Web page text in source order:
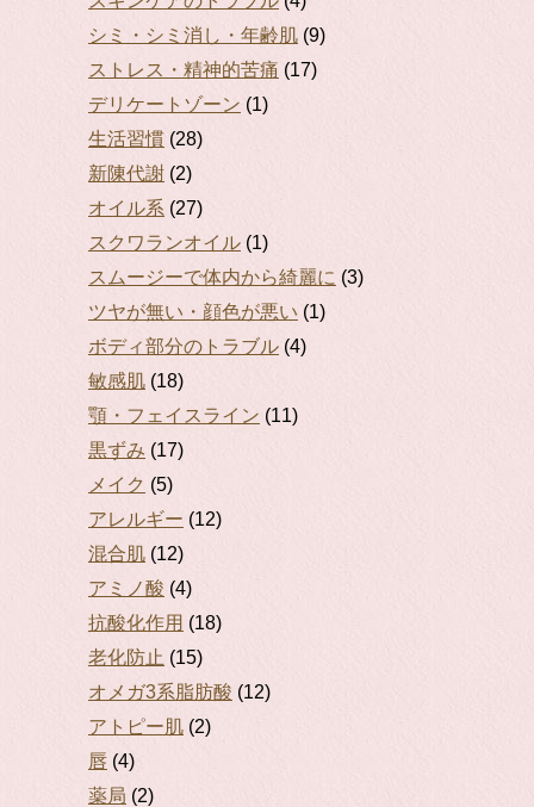
シミ・シミ消し・年齢肌 (9)
ストレス・精神的苦痛 (17)
デリケートゾーン (1)
生活習慣 (28)
新陳代謝 (2)
オイル系 (27)
スクワランオイル (1)
スムージーで体内から綺麗に (3)
ツヤが無い・顔色が悪い (1)
ボディ部分のトラブル (4)
敏感肌 (18)
顎・フェイスライン (11)
黒ずみ (17)
メイク (5)
アレルギー (12)
混合肌 (12)
アミノ酸 (4)
抗酸化作用 (18)
老化防止 (15)
オメガ3系脂肪酸 (12)
アトピー肌 (2)
唇 (4)
薬局 (2)